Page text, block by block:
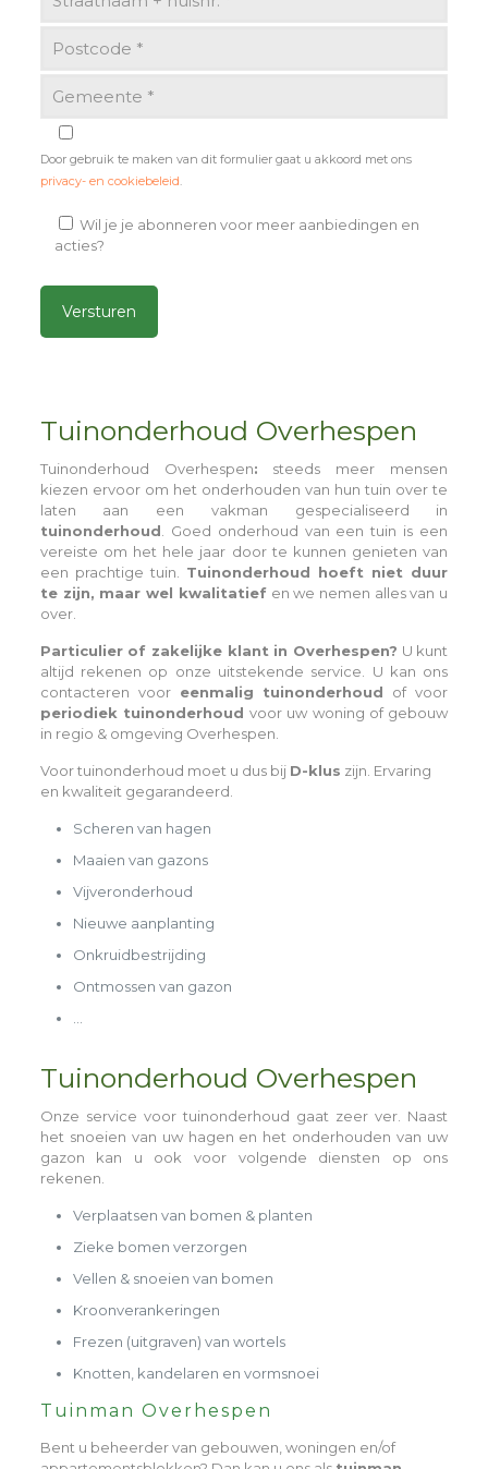
Door gebruik te maken van dit formulier gaat u akkoord met ons
privacy- en cookiebeleid
Wil je je abonneren voor meer aanbiedingen en
acties?
Tuinonderhoud Overhespen
Tuinonderhoud Overhespen: steeds meer mensen
kiezen ervoor om het onderhouden van hun tuin over te
laten aan een vakman gespecialiseerd in
tuinonderhoud . Goed onderhoud van een tuin is een
vereiste om het hele jaar door te kunnen genieten van
een prachtige tuin. Tuinonderhoud hoeft niet duur
te zijn, maar wel kwalitatiefen we nemen alles van u
over.
Particulier of zakelijke klant in Overhespen? U kunt
altijd rekenen op onze uitstekende service. U kan ons
contacteren voor eenmalig tuinonderhoud of voor
periodiek tuinonderhoudvoor uw woning of gebouw
in regio & omgeving Overhespen.
Voor tuinonderhoud moet u dus bij D-klus zijn. Ervaring
en kwaliteit gegarandeerd.
Scheren van hagen
Maaien van gazons
Vijveronderhoud
Nieuwe aanplanting
Onkruidbestrijding
Ontmossen van gazon
Tuinonderhoud Overhespen
Onze service voor tuinonderhoud gaat zeer ver. Naast
het snoeien van uw hagen en het onderhouden van uw
gazon kan u ook voor volgende diensten op ons
rekenen.
Verplaatsen van bomen & planten
Zieke bomen verzorgen
Vellen & snoeien van bomen
Kroonverankeringen
Frezen (uitgraven) van wortels
Knotten, kandelaren en vormsnoei
Tuinman Overhespen
Bent u beheerder van gebouwen, woningen en/of